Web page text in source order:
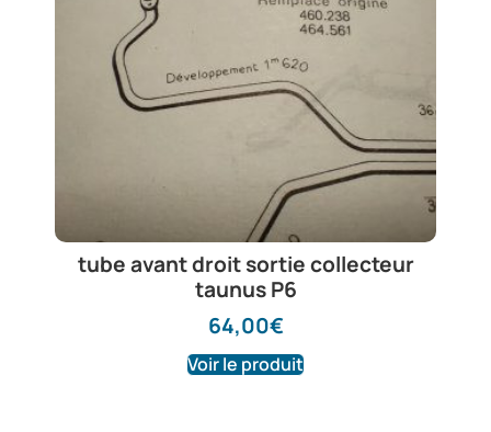
tube avant droit sortie collecteur
taunus P6
64,00€
Voir le produit